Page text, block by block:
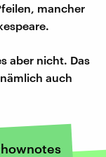
mancher
aber nicht. Das
auch